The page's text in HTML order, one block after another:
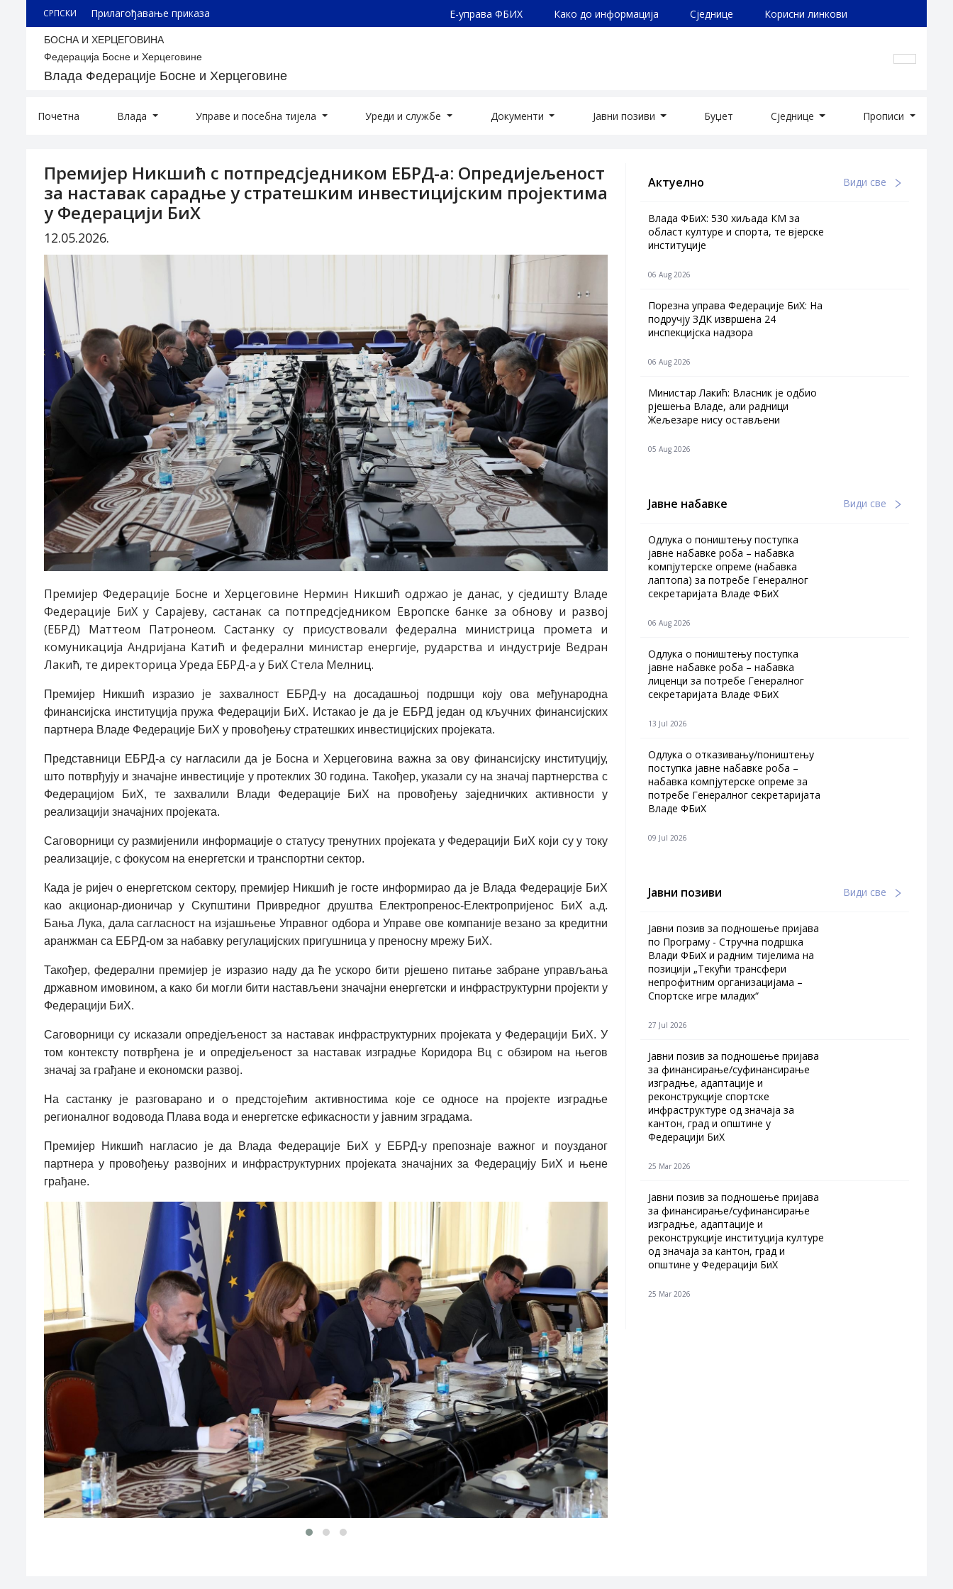
СРПСКИ Прилагођавање приказа Е-управа ФБИХ Како до информација Сједнице Корисни линкови
БОСНА И ХЕРЦЕГОВИНА
Федерација Босне и Херцеговине
Влада Федерације Босне и Херцеговине
Почетна Влада Управе и посебна тијела Уреди и службе Документи Јавни позиви Буџет Сједнице Прописи
Премијер Никшић с потпредсједником ЕБРД-а: Опредијељеност
за наставак сарадње у стратешким инвестицијским пројектима
у Федерацији БиХ
12.05.2026.
Премијер Федерације Босне и Херцеговине Нермин Никшић одржао је данас, у сједишту Владе
Федерације БиХ у Сарајеву, састанак са потпредсједником Европске банке за обнову и развој
(ЕБРД)
Маттеом Патронеом.
Састанку су присуствовали федерална министрица промета и
комуникација Андријана Катић и федерални министар енергије, рударства и индустрије Ведран
Лакић, те директорица Уреда ЕБРД-а у БиХ Стела Мелниц.
Премијер Никшић изразио је захвалност ЕБРД-у на досадашњој подршци коју ова међународна
финансијска институција пружа Федерацији БиХ. Истакао је да је ЕБРД један од кључних финансијских
партнера Владе Федерације БиХ у провођењу стратешких инвестицијских пројеката.
Представници ЕБРД-а су нагласили да је Босна и Херцеговина важна за ову финансијску институцију,
што потврђују и значајне инвестиције у протеклих 30 година. Такођер, указали су на значај партнерства с
Федерацијом БиХ, те захвалили Влади Федерације БиХ на провођењу заједничких активности у
реализацији значајних пројеката.
Саговорници су размијенили информације о статусу тренутних пројеката у Федерацији БиХ који су у току
реализације, с фокусом на енергетски и транспортни сектор.
Када је ријеч о енергетском сектору, премијер Никшић је госте информирао да је Влада Федерације БиХ
као акционар-дионичар у Скупштини Привредног друштва Електропренос-Електропријенос БиХ а.д.
Бања Лука, дала сагласност на изјашњење Управног одбора и Управе ове компаније везано за кредитни
аранжман са ЕБРД-ом за набавку регулацијских пригушница у преносну мрежу БиХ.
Такођер, федерални премијер је изразио наду да ће ускоро бити рјешено питање забране управљања
државном имовином, а како би могли бити настављени значајни енергетски и инфраструктурни пројекти у
Федерацији БиХ.
Саговорници су исказали опредјељеност за наставак инфраструктурних пројеката у Федерацији БиХ. У
том контексту потврђена је и опредјељеност за наставак изградње Коридора Вц с обзиром на његов
значај за грађане и економски развој.
На састанку је разговарано и о предстојећим активностима које се односе на пројекте изградње
регионалног водовода Плава вода и енергетске ефикасности у јавним зградама.
Премијер Никшић нагласио је да Влада Федерације БиХ у ЕБРД-у препознаје важног и поузданог
партнера у провођењу развојних и инфраструктурних пројеката значајних за Федерацију БиХ и њене
грађане.
Актуелно Види све
Влада ФБиХ: 530 хиљада КМ за
област културе и спорта, те вјерске
институције
06 Aug 2026
Порезна управа Федерације БиХ: На
подручју ЗДК извршена 24
инспекцијска надзора
06 Aug 2026
Министар Лакић: Власник је одбио
рјешења Владе, али радници
Жељезаре нису остављени
05 Aug 2026
Јавне набавке Види све
Одлука о поништењу поступка
јавне набавке роба – набавка
компјутерске опреме (набавка
лаптопа) за потребе Генералног
секретаријата Владе ФБиХ
06 Aug 2026
Одлука о поништењу поступка
јавне набавке роба – набавка
лиценци за потребе Генералног
секретаријата Владе ФБиХ
13 Jul 2026
Одлука о отказивању/поништењу
поступка јавне набавке роба –
набавка компјутерске опреме за
потребе Генералног секретаријата
Владе ФБиХ
09 Jul 2026
Јавни позиви Види све
Јавни позив за подношење пријава
по Програму - Стручна подршка
Влади ФБиХ и радним тијелима на
позицији „Текући трансфери
непрофитним организацијама –
Спортске игре младих“
27 Jul 2026
Jавни позив за подношење пријава
за финансирање/суфинансирање
изградње, адаптације и
реконструкције спортске
инфраструктуре од значаја за
кантон, град и општине у
Федерацији БиХ
25 Mar 2026
Јавни позив за подношење пријава
за финансирање/суфинансирање
изградње, адаптације и
реконструкције институција културе
од значаја за кантон, град и
општине у Федерацији БиХ
25 Mar 2026